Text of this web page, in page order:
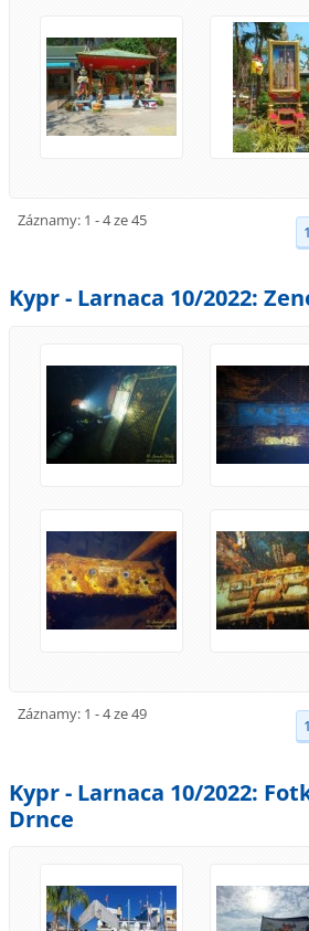
Záznamy: 1 - 4 ze 45
1
Kypr - Larnaca 10/2022:
Záznamy: 1 - 4 ze 49
1
Kypr - Larnaca 10/2022:
Drnce